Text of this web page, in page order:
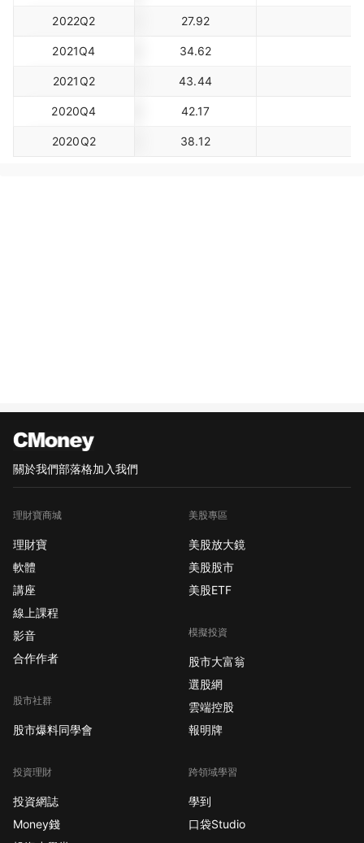
2022Q2 27.92
2021Q4 34.62
2021Q2 43.44
2020Q4 42.17
2020Q2 38.12
關於我們部落格加入我們
理財寶商城
理財寶
軟體
講座
線上課程
影音
合作作者
股市社群
股市爆料同學會
投資理財
投資網誌
Money錢
美股專區
美股放大鏡
美股股市
美股ETF
模擬投資
股市大富翁
選股網
雲端控股
報明牌
跨領域學習
學到
口袋Studio